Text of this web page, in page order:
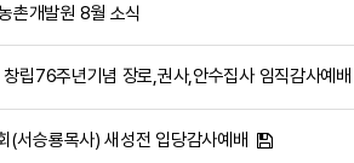
촌개발원 8월 소식
립76주년기념 장로,권사,안수집사 임직감사예배
(서승룡목사) 새성전 입당감사예배